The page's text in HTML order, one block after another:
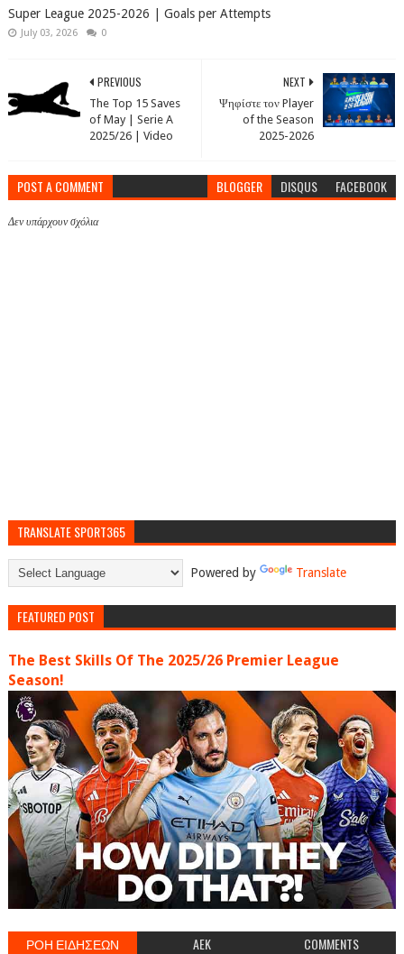
Super League 2025-2026 | Goals per Attempts
July 03, 2026 0
NEXT
Ψηφίστε τον Player
of the Season
2025-2026
PREVIOUS
The Top 15 Saves
of May | Serie A
2025/26 | Video
POST A COMMENT BLOGGER DISQUS FACEBOOK
Δεν υπάρχουν σχόλια
TRANSLATE SPORT365
Powered by Translate
FEATURED POST
The Best Skills Of The 2025/26 Premier League
Season!
ΡΟΗ ΕΙΔΗΣΕΩΝ AEK COMMENTS